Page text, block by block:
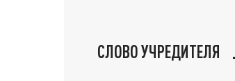
СЛОВО УЧРЕДИТЕЛЯ